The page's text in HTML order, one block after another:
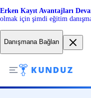
Erken Kayıt Avantajları
olmak için şimdi eğitim
Danışmana Bağlan